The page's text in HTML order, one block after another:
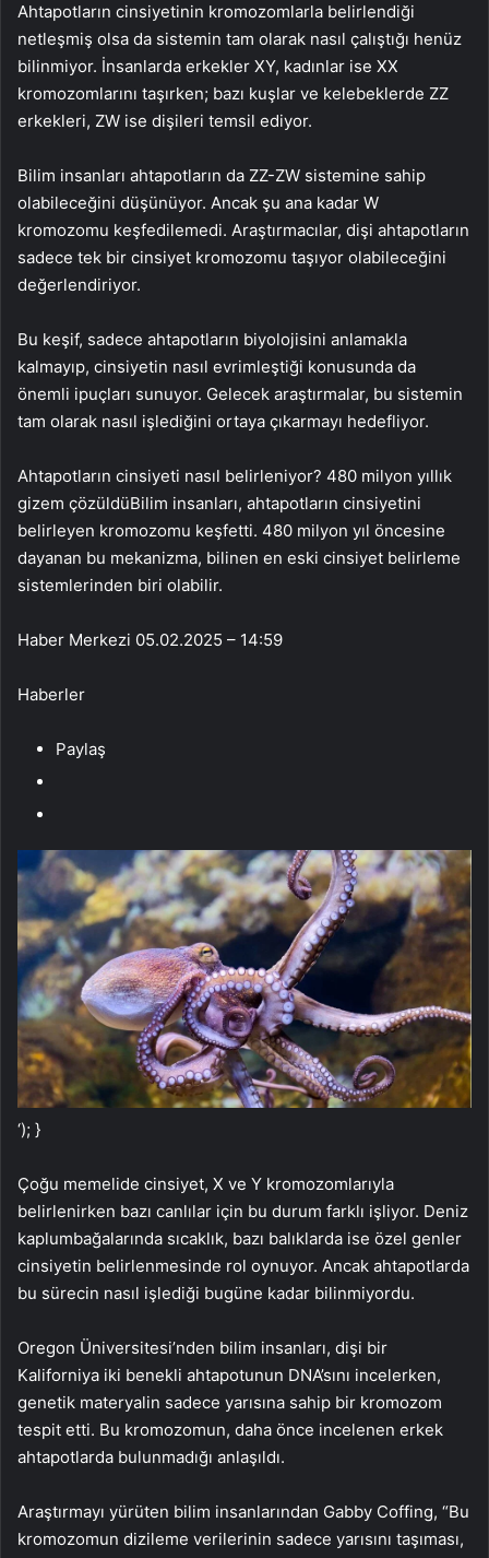
Ahtapotların cinsiyetinin kromozomlarla belirlendiği
netleşmiş olsa da sistemin tam olarak nasıl çalıştığı henüz
bilinmiyor. İnsanlarda erkekler XY, kadınlar ise XX
kromozomlarını taşırken; bazı kuşlar ve kelebeklerde ZZ
erkekleri, ZW ise dişileri temsil ediyor.
Bilim insanları ahtapotların da ZZ-ZW sistemine sahip
olabileceğini düşünüyor. Ancak şu ana kadar W
kromozomu keşfedilemedi. Araştırmacılar, dişi ahtapotların
sadece tek bir cinsiyet kromozomu taşıyor olabileceğini
değerlendiriyor.
Bu keşif, sadece ahtapotların biyolojisini anlamakla
kalmayıp, cinsiyetin nasıl evrimleştiği konusunda da
önemli ipuçları sunuyor. Gelecek araştırmalar, bu sistemin
tam olarak nasıl işlediğini ortaya çıkarmayı hedefliyor.
Ahtapotların cinsiyeti nasıl belirleniyor? 480 milyon yıllık
gizem çözüldüBilim insanları, ahtapotların cinsiyetini
belirleyen kromozomu keşfetti. 480 milyon yıl öncesine
dayanan bu mekanizma, bilinen en eski cinsiyet belirleme
sistemlerinden biri olabilir.
Haber Merkezi 05.02.2025 – 14:59
Haberler
Paylaş
‘); }
Çoğu memelide cinsiyet, X ve Y kromozomlarıyla
belirlenirken bazı canlılar için bu durum farklı işliyor. Deniz
kaplumbağalarında sıcaklık, bazı balıklarda ise özel genler
cinsiyetin belirlenmesinde rol oynuyor. Ancak ahtapotlarda
bu sürecin nasıl işlediği bugüne kadar bilinmiyordu.
Oregon Üniversitesi’nden bilim insanları, dişi bir
Kaliforniya iki benekli ahtapotunun DNA’sını incelerken,
genetik materyalin sadece yarısına sahip bir kromozom
tespit etti. Bu kromozomun, daha önce incelenen erkek
ahtapotlarda bulunmadığı anlaşıldı.
Araştırmayı yürüten bilim insanlarından Gabby Coffing, “Bu
kromozomun dizileme verilerinin sadece yarısını taşıması,